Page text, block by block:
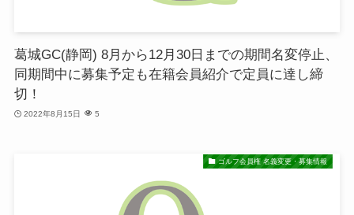
葛城GC(静岡) 8月から12月30日までの期間名変停止、
同期間中に募集予定も在籍会員紹介で定員に達し締
切！
2022年8月15日 5
ゴルフ会員権 名義変更・募集情報